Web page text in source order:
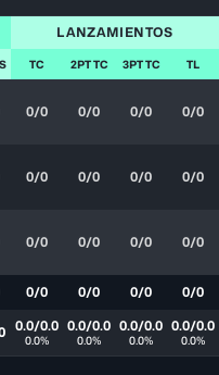
LANZAMIENTOS
TC 2PT TC 3PT TC TL
0/0 0/0 0/0 0/0
0/0 0/0 0/0 0/0
0/0 0/0 0/0 0/0
0/0 0/0 0/0 0/0
0.0/0.0
0.0%
0.0/0.0
0.0%
0.0/0.0
0.0%
0.0/0.0
0.0%